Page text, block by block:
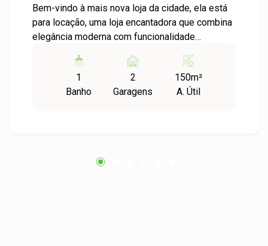
Bem-vindo à mais nova loja da cidade, ela está
para locação, uma loja encantadora que combina
elegância moderna com funcionalidade
é um espaço amplo que oferece infinitas
possibilidades para realizar seus sonhos
comerciais. Ao entrar, você é recebido por um
43,20m², um espaço adicional que pode ser
1
Banho
2
Garagens
150m²
A. Útil